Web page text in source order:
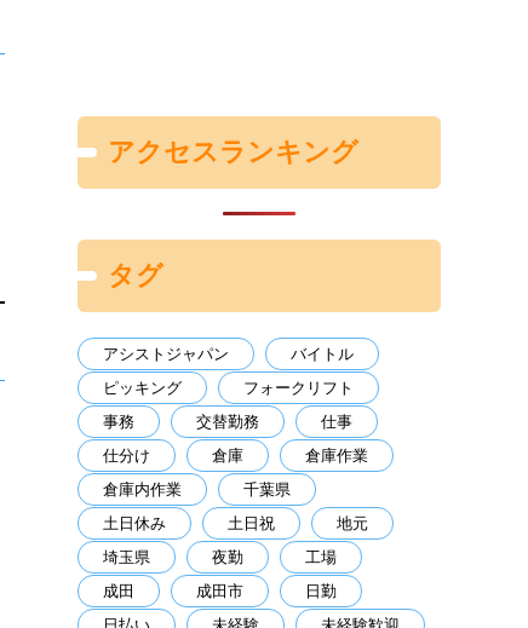
アクセスランキング
タグ
アシストジャパン
バイトル
ピッキング
フォークリフト
事務
交替勤務
仕事
仕分け
倉庫
倉庫作業
倉庫内作業
千葉県
土日休み
土日祝
地元
埼玉県
夜勤
工場
成田
成田市
日勤
日払い
未経験
未経験歓迎